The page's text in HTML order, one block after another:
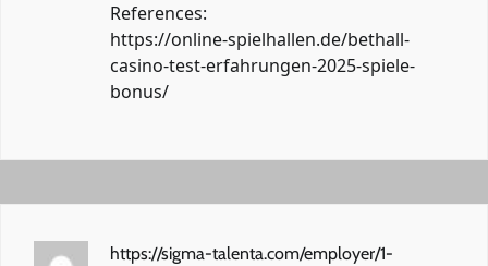
References:
https://online-spielhallen.de/bethall-
casino-test-erfahrungen-2025-spiele-
bonus/
https://sigma-talenta.com/employer/1-